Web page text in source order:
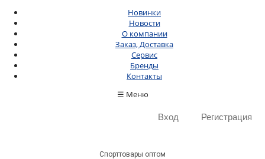
Новинки
Новости
О компании
Заказ, Доставка
Сервис
Бренды
Контакты
☰ Меню
Вход Регистрация
Спорттовары оптом